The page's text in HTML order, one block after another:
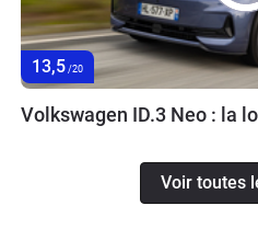
13,5 /20
Volkswagen ID.3 Neo : la
Voir toutes